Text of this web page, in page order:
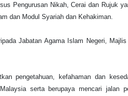
Pengurusan Nikah, Cerai dan Rujuk
dan Modul Syariah dan Kehakiman.
Jabatan Agama Islam Negeri,
pengetahuan, kefahaman dan
serta berupaya mencari jalan